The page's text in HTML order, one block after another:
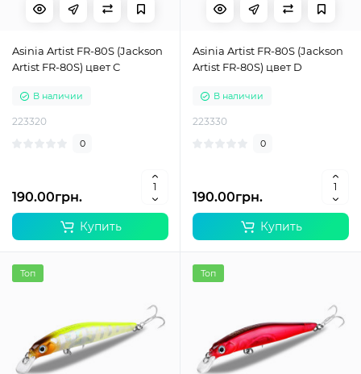
Asinia Artist FR-80S (Jackson
Artist FR-80S) цвет C
В наличии
223320
0
190.00грн.
Купить
Asinia Artist FR-80S (Jackson
Artist FR-80S) цвет D
В наличии
223330
0
190.00грн.
Купить
Топ Топ